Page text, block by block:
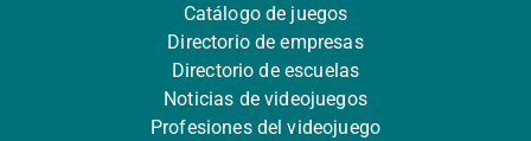
Catálogo de juegos
Directorio de empresas
Directorio de escuelas
Noticias de videojuegos
Profesiones del videojuego